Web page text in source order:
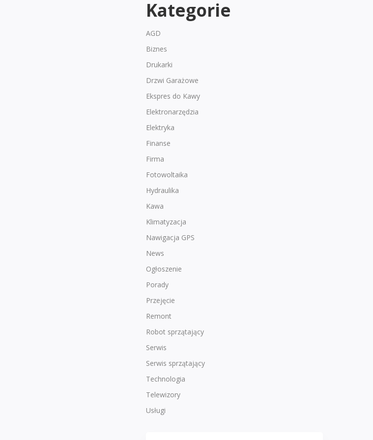
Kategorie
AGD
Biznes
Drukarki
Drzwi Garażowe
Ekspres do Kawy
Elektronarzędzia
Elektryka
Finanse
Firma
Fotowoltaika
Hydraulika
Kawa
Klimatyzacja
Nawigacja GPS
News
Ogłoszenie
Porady
Przejęcie
Remont
Robot sprzątający
Serwis
Serwis sprzątający
Technologia
Telewizory
Usługi